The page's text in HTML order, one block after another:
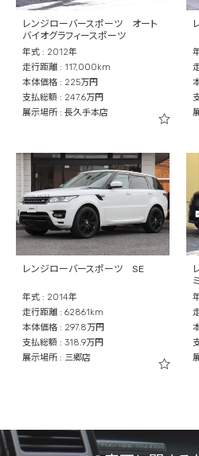
レンジローバースポーツ オート
バイオグラフィースポーツ
年式 : 2012年
走行距離 : 117,000km
本体価格 : 225万円
支払総額 : 247.6万円
展示場所 : 長久手本店
レンジローバースポーツ SE
年式 : 2014年
走行距離 : 62861km
本体価格 : 297.8万円
支払総額 : 318.9万円
展示場所 : 三郷店